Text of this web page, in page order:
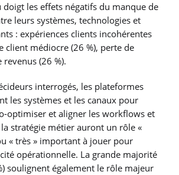
doigt les effets négatifs du manque de
leurs systèmes, technologies et
: expériences clients incohérentes
client médiocre (26 %), perte de
revenus (26 %).
interrogés, les plateformes
les systèmes et les canaux pour
optimiser et aligner les workflows et
stratégie métier auront un rôle «
« très » important à jouer pour
opérationnelle. La grande majorité
soulignent également le rôle majeur